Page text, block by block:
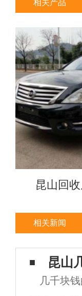
相关产品
昆山回
相关新闻
昆山
几千块